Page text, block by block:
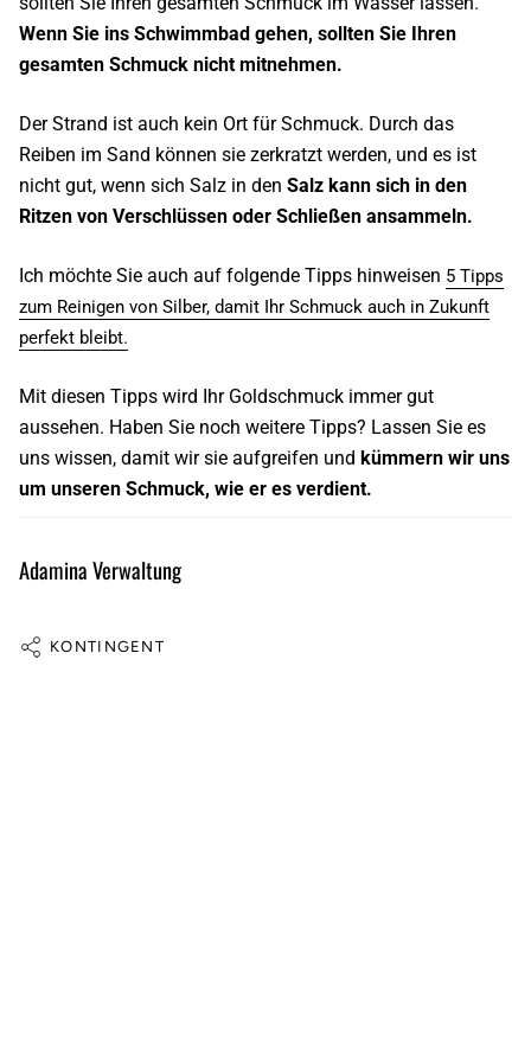
Wenn Sie ins Schwimmbad gehen, sollten Sie Ihren
gesamten Schmuck nicht mitnehmen.
Der Strand ist auch kein Ort für Schmuck. Durch das
Reiben im Sand können sie zerkratzt werden, und es ist
nicht gut, wenn sich Salz in den Salz kann sich in den
Ritzen von Verschlüssen oder Schließen ansammeln.
Ich möchte Sie auch auf folgende Tipps hinweisen 5 Tipps
zum Reinigen von Silber, damit Ihr Schmuck auch in Zukunft
perfekt bleibt.
Mit diesen Tipps wird Ihr Goldschmuck immer gut
aussehen. Haben Sie noch weitere Tipps? Lassen Sie es
uns wissen, damit wir sie aufgreifen und kümmern wir uns
um unseren Schmuck, wie er es verdient.
Adamina Verwaltung
KONTINGENT